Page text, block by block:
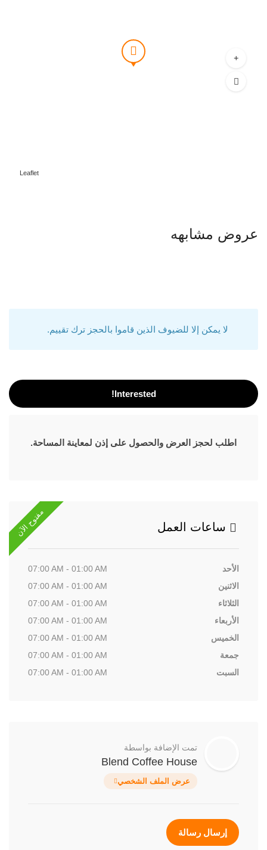
Leaflet
عروض مشابهه
لا يمكن إلا للضيوف الذين قاموا بالحجز ترك تقييم.
Interested!
اطلب لحجز العرض والحصول على إذن لمعاينة المساحة.
مفتوح الآن ساعات العمل
الأحد
07:00 AM - 01:00 AM
الاثنين
07:00 AM - 01:00 AM
الثلاثاء
07:00 AM - 01:00 AM
الأربعاء
07:00 AM - 01:00 AM
الخميس
07:00 AM - 01:00 AM
جمعة
07:00 AM - 01:00 AM
السبت
07:00 AM - 01:00 AM
تمت الإضافة بواسطة
Blend Coffee House
عرض الملف الشخصي
إرسال رسالة